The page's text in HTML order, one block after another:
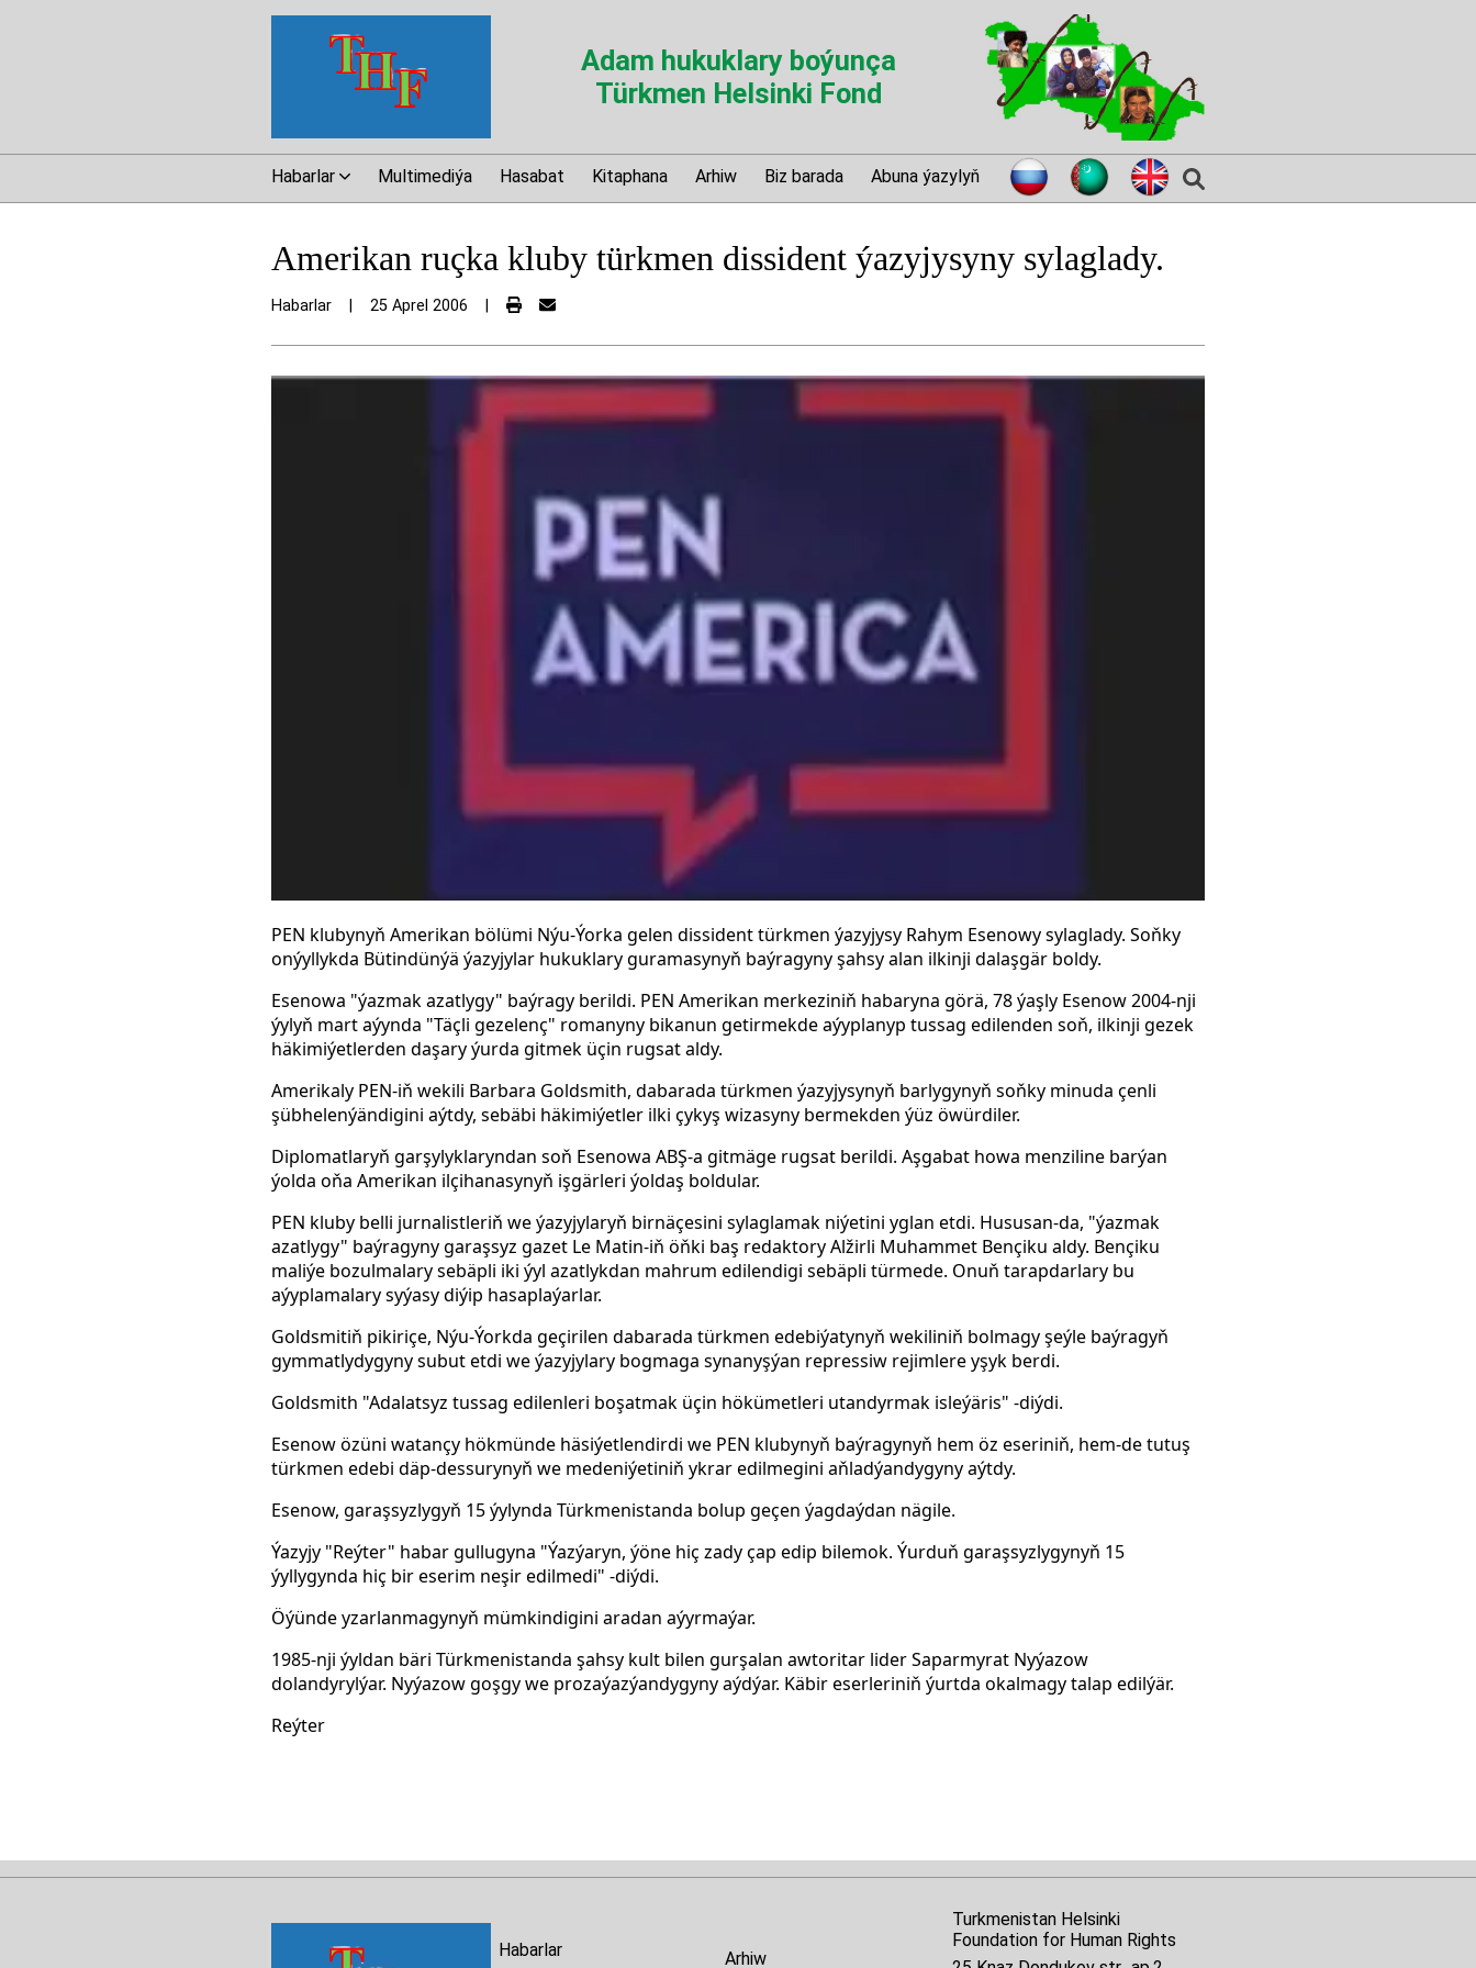
Adam hukuklary boýunça
Türkmen Helsinki Fond
Habarlar Multimediýa Hasabat Kitaphana Arhiw Biz barada Abuna ýazylyň
Amerikan ruçka kluby türkmen dissident ýazyjysyny sylaglady.
Habarlar 25 Aprel 2006
PEN klubynyň Amerikan bölümi Nýu-Ýorka gelen dissident türkmen ýazyjysy Rahym Esenowy sylaglady. Soňky
onýyllykda Bütindünýä ýazyjylar hukuklary guramasynyň baýragyny şahsy alan ilkinji dalaşgär boldy.
Esenowa "ýazmak azatlygy" baýragy berildi. PEN Amerikan merkeziniň habaryna görä, 78 ýaşly Esenow 2004-nji
ýylyň mart aýynda "Täçli gezelenç" romanyny bikanun getirmekde aýyplanyp tussag edilenden soň, ilkinji gezek
häkimiýetlerden daşary ýurda gitmek üçin rugsat aldy.
Amerikaly PEN-iň wekili Barbara Goldsmith, dabarada türkmen ýazyjysynyň barlygynyň soňky minuda çenli
şübhelenýändigini aýtdy, sebäbi häkimiýetler ilki çykyş wizasyny bermekden ýüz öwürdiler.
Diplomatlaryň garşylyklaryndan soň Esenowa ABŞ-a gitmäge rugsat berildi. Aşgabat howa menziline barýan
ýolda oňa Amerikan ilçihanasynyň işgärleri ýoldaş boldular.
PEN kluby belli jurnalistleriň we ýazyjylaryň birnäçesini sylaglamak niýetini yglan etdi. Hususan-da, "ýazmak
azatlygy" baýragyny garaşsyz gazet Le Matin-iň öňki baş redaktory Alžirli Muhammet Bençiku aldy. Bençiku
maliýe bozulmalary sebäpli iki ýyl azatlykdan mahrum edilendigi sebäpli türmede. Onuň tarapdarlary bu
aýyplamalary syýasy diýip hasaplaýarlar.
Goldsmitiň pikiriçe, Nýu-Ýorkda geçirilen dabarada türkmen edebiýatynyň wekiliniň bolmagy şeýle baýragyň
gymmatlydygyny subut etdi we ýazyjylary bogmaga synanyşýan repressiw rejimlere yşyk berdi.
Goldsmith "Adalatsyz tussag edilenleri boşatmak üçin hökümetleri utandyrmak isleýäris" -diýdi.
Esenow özüni watançy hökmünde häsiýetlendirdi we PEN klubynyň baýragynyň hem öz eseriniň, hem-de tutuş
türkmen edebi däp-dessurynyň we medeniýetiniň ykrar edilmegini aňladýandygyny aýtdy.
Esenow, garaşsyzlygyň 15 ýylynda Türkmenistanda bolup geçen ýagdaýdan nägile.
Ýazyjy "Reýter" habar gullugyna "Ýazýaryn, ýöne hiç zady çap edip bilemok. Ýurduň garaşsyzlygynyň 15
ýyllygynda hiç bir eserim neşir edilmedi" -diýdi.
Öýünde yzarlanmagynyň mümkindigini aradan aýyrmaýar.
1985-nji ýyldan bäri Türkmenistanda şahsy kult bilen gurşalan awtoritar lider Saparmyrat Nyýazow
dolandyrylýar. Nyýazow goşgy we proza ​​ýazýandygyny aýdýar. Käbir eserleriniň ýurtda okalmagy talap edilýär.
Reýter
Habarlar Arhiw
Turkmenistan Helsinki
Foundation for Human Rights